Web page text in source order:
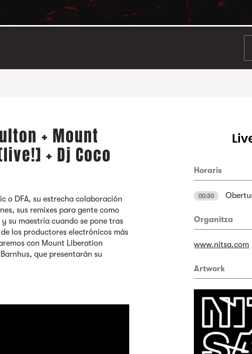
+ Mount
+ Dj Coco
o DFA, su estrecha colaboración
sus remixes para gente como
su maestría cuando se pone tras
los productores electrónicos más
con Mount Liberation
que presentarán su
Horaris
00:30
Organitza
www.nitsa.com
Artwork